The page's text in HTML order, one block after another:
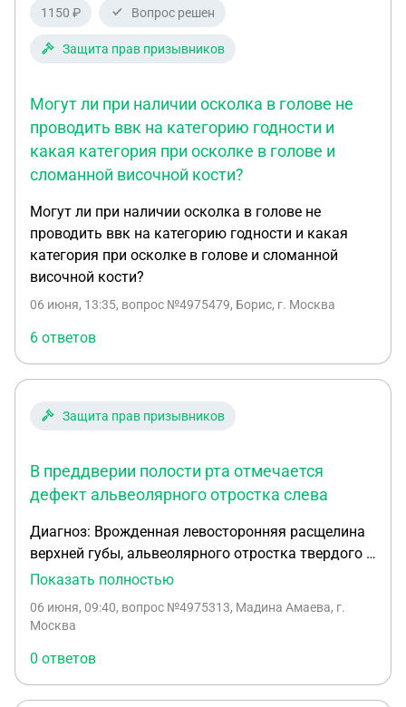
1150 ₽ Вопрос решен
Защита прав призывников
Могут ли при наличии осколка в голове не
проводить ввк на категорию годности и
какая категория при осколке в голове и
сломанной височной кости?
Могут ли при наличии осколка в голове не
проводить ввк на категорию годности и какая
категория при осколке в голове и сломанной
височной кости?
06 июня, 13:35, вопрос №4975479, Борис, г. Москва
6 ответов
Защита прав призывников
В преддверии полости рта отмечается
дефект альвеолярного отростка слева
Диагноз: Врожденная левосторонняя расщелина
верхней губы, альвеолярного отростка твердого и
мягкого неба. Состояние после этапных
коррекция верхней губы, пластика альвеолярного
искривление носовой перегородки с нарушением
дыхания. МКБ 10: 0 37.5 St. Localis: При внешнем
Показать полностью
06 июня, 09:40, вопрос №4975313, Мадина Амаева, г.
Москва
0 ответов